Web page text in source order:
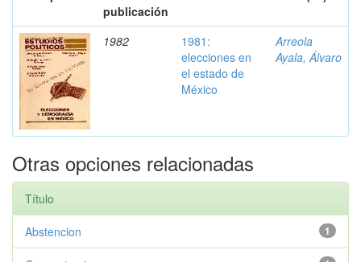
publicación
1982
1981:
elecciones en
el estado de
México
Arreola
Ayala, Álvaro
Otras opciones relacionadas
Título
1
Abstencion